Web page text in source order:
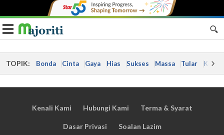
Toggle navigation
TOPIK: Bonda Cinta Gaya Hias Sukses Massa Tular Kes
Kenali Kami Hubungi Kami Terma & Syarat
Dasar Privasi Soalan Lazim